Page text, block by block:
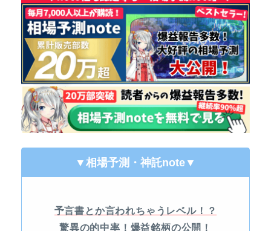
▼相場予測・神託note ▼
予言書とか言われちゃうレベル！？
驚異の的中率！ 爆益銘柄の公開！